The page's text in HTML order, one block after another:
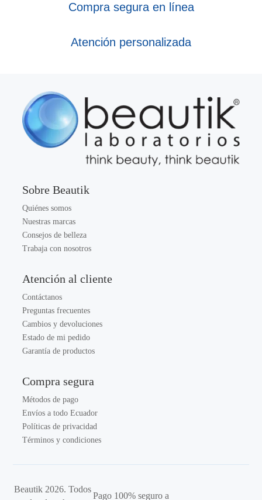
Compra segura en línea
Atención personalizada
Sobre Beautik
Quiénes somos
Nuestras marcas
Consejos de belleza
Trabaja con nosotros
Atención al cliente
Contáctanos
Preguntas frecuentes
Cambios y devoluciones
Estado de mi pedido
Garantía de productos
Compra segura
Métodos de pago
Envíos a todo Ecuador
Políticas de privacidad
Términos y condiciones
Beautik 2026. Todos
Pago 100% seguro a